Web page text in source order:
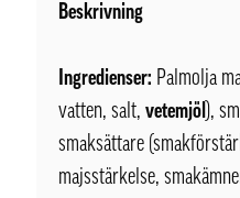
Beskrivning
Ingredienser: Palmolja
vatten, salt,vetemjöl ),
smaksättare
majsstärkelse,